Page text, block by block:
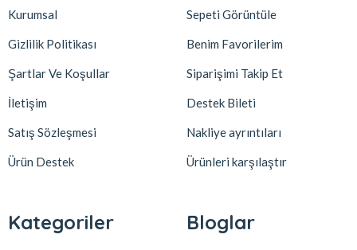
Kurumsal
Gizlilik Politikası
Şartlar Ve Koşullar
İletişim
Satış Sözleşmesi
Ürün Destek
Sepeti Görüntüle
Benim Favorilerim
Siparişimi Takip Et
Destek Bileti
Nakliye ayrıntıları
Ürünleri karşılaştır
Kategoriler Bloglar